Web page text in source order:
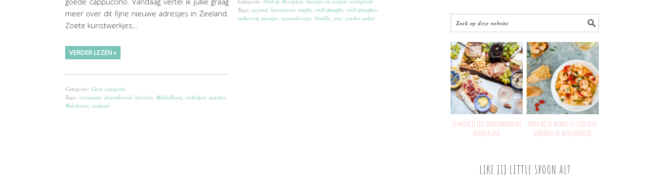
meer over dit fijne nieuwe adresjes in Zeeland.
Zoete kunstwerkjes…
VERDER LEZEN »
Categorie: Geen categorie
Tags: croissants desembrood lunchen Middelburg ontbijten taartjes
Walcheren zeeland
Tags: gezond, havermout, muffin, ontbijtmuffin, ontbijtmuffins,
suikervrij, taartjes, tussendoortje, Vanille, zoet, zonder suiker
Zo maak je een indrukwekkende
borrelplank
Voor bij de borrel // Garnalen
gebakken in knoflookolie
LIKE JIJ LITTLE SPOON AL?